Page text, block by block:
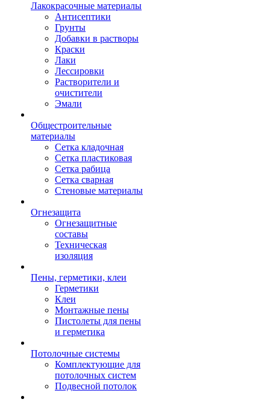
Лакокрасочные материалы
Антисептики
Грунты
Добавки в растворы
Краски
Лаки
Лессировки
Растворители и
очистители
Эмали
Общестроительные
материалы
Сетка кладочная
Сетка пластиковая
Сетка рабица
Сетка сварная
Стеновые материалы
Огнезащита
Огнезащитные
составы
Техническая
изоляция
Пены, герметики, клеи
Герметики
Клеи
Монтажные пены
Пистолеты для пены
и герметика
Потолочные системы
Комплектующие для
потолочных систем
Подвесной потолок